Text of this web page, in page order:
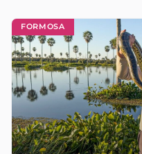
FORMOSA